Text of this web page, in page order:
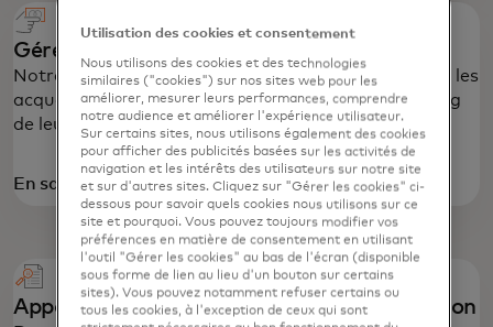
Gérer les litiges de bout en bout
Notre plateforme Mastercom aide les émetteurs et les
acquéreurs à suivre et à gérer les litiges tout au long
de leur cycle de vie.
En savoir pluss’ouvre dans un nouvel onglet
Apportez de la clarté pour moins de confusion
Utilisation des cookies et consentement
Nous utilisons des cookies et des technologies
similaires ("cookies") sur nos sites web pour les
améliorer, mesurer leurs performances, comprendre
notre audience et améliorer l'expérience utilisateur.
Sur certains sites, nous utilisons également des cookies
pour afficher des publicités basées sur les activités de
navigation et les intérêts des utilisateurs sur notre site
et sur d'autres sites. Cliquez sur "Gérer les cookies" ci-
dessous pour savoir quels cookies nous utilisons sur ce
site et pourquoi. Vous pouvez toujours modifier vos
préférences en matière de consentement en utilisant
l'outil "Gérer les cookies" au bas de l'écran (disponible
sous forme de lien au lieu d'un bouton sur certains
sites). Vous pouvez notamment refuser certains ou
tous les cookies, à l'exception de ceux qui sont